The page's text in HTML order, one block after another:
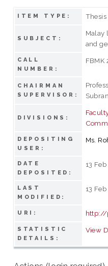
ITEM TYPE:
SUBJECT:
Malay
and
CALL
NUMBER:
FBMK
CHAIRMAN
SUPERVISOR:
DIVISIONS:
DEPOSITING
USER:
Ms.
DATE
DEPOSITED:
13
LAST
MODIFIED:
13
URI: http://
STATISTIC
DETAILS:
View